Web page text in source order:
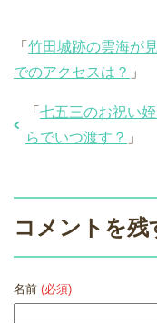
「 竹田城跡の雲海が
でのアクセスは？ 」
「 七五三のお祝い
らでいつ渡す？ 」
コメントを残
名前 (必須)